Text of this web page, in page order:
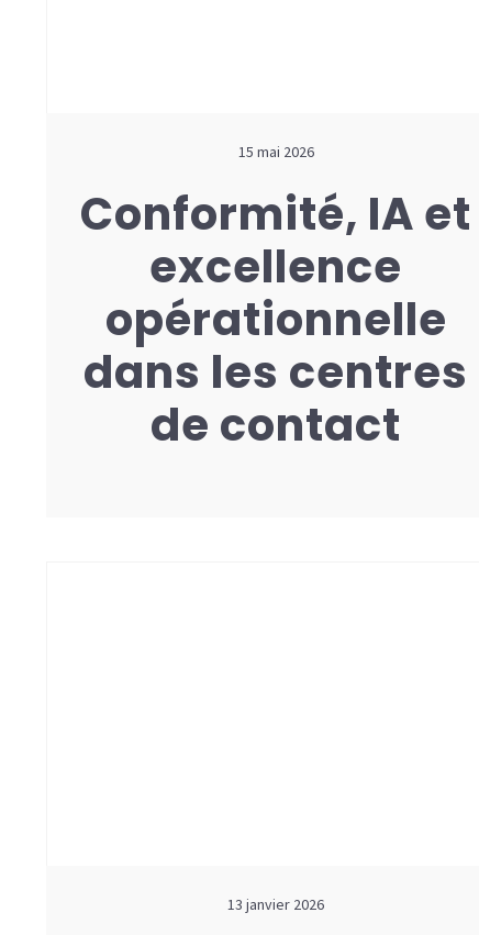
15 mai 2026
Conformité, IA et
excellence
opérationnelle
dans les centres
de contact
13 janvier 2026